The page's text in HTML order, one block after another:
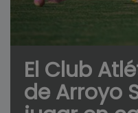
El Club
de Arroyo